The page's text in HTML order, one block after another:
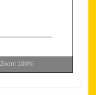
Zoom 100%